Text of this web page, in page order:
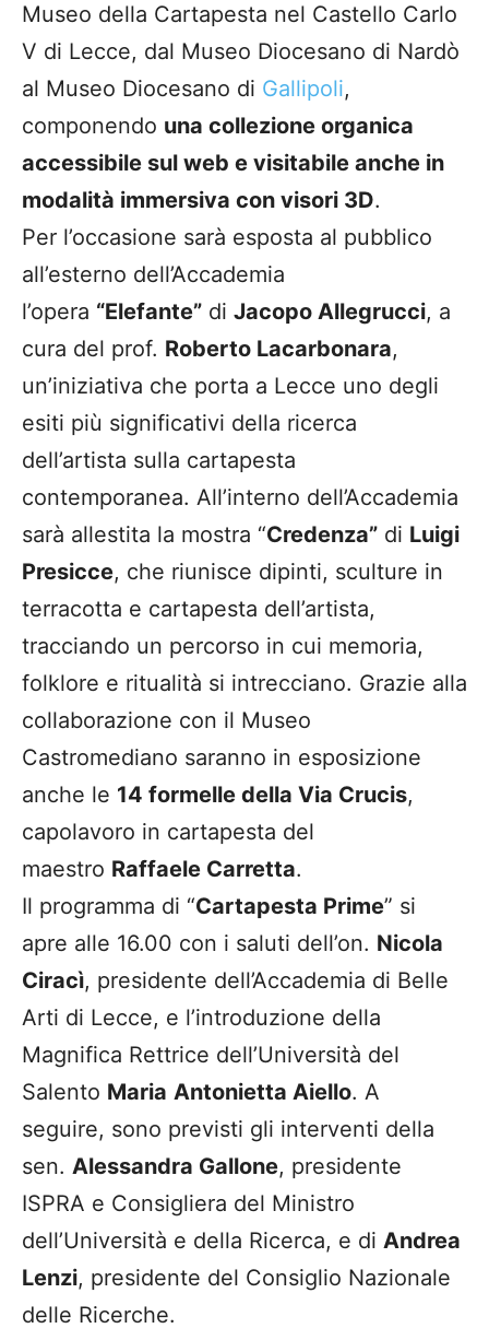
Museo della Cartapesta nel Castello Carlo
V di Lecce, dal Museo Diocesano di Nardò
al Museo Diocesano di Gallipoli,
componendo una collezione organica
accessibile sul web e visitabile anche in
modalità immersiva con visori 3D.
Per l’occasione sarà esposta al pubblico
all’esterno dell’Accademia
l’opera “Elefante” di Jacopo Allegrucci, a
cura del prof. Roberto Lacarbonara,
un’iniziativa che porta a Lecce uno degli
esiti più significativi della ricerca
dell’artista sulla cartapesta
contemporanea. All’interno dell’Accademia
sarà allestita la mostra “Credenza” di Luigi
Presicce, che riunisce dipinti, sculture in
terracotta e cartapesta dell’artista,
tracciando un percorso in cui memoria,
folklore e ritualità si intrecciano. Grazie alla
collaborazione con il Museo
Castromediano saranno in esposizione
anche le 14 formelle della Via Crucis,
capolavoro in cartapesta del
maestro Raffaele Carretta.
Il programma di “Cartapesta Prime” si
apre alle 16.00 con i saluti dell’on. Nicola
Ciracì, presidente dell’Accademia di Belle
Arti di Lecce, e l’introduzione della
Magnifica Rettrice dell’Università del
Salento Maria Antonietta Aiello. A
seguire, sono previsti gli interventi della
sen. Alessandra Gallone, presidente
ISPRA e Consigliera del Ministro
dell’Università e della Ricerca, e di Andrea
Lenzi, presidente del Consiglio Nazionale
delle Ricerche.